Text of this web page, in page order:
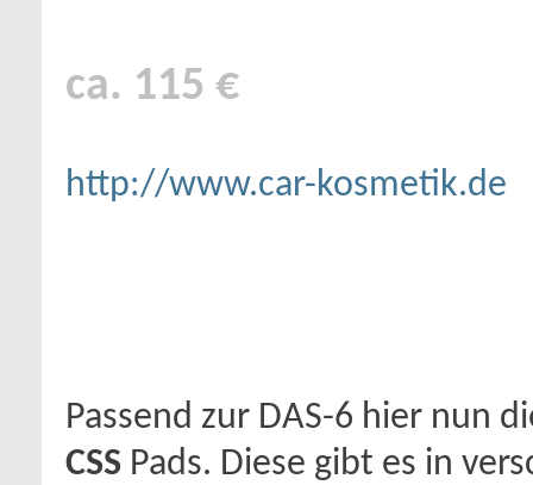
ca. 115 €
http://www.car-kosmetik.de
Passend zur DAS-6 hier nun
CSS Pads. Diese gibt es in